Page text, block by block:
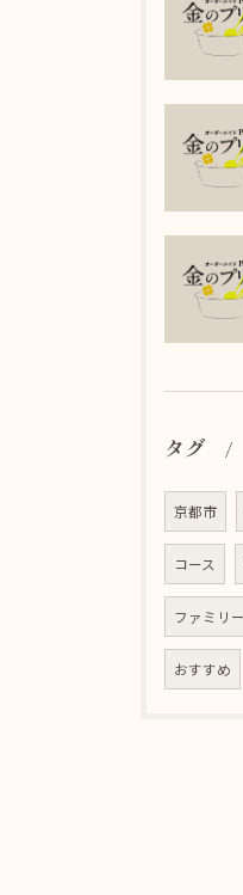
タグ
京都市
コース
ファミリー
おすすめ